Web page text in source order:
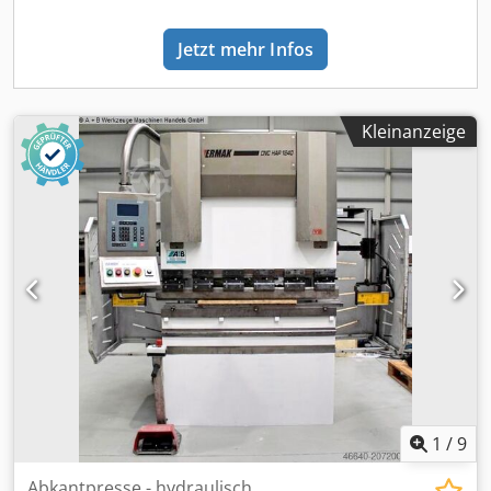
zahlreiche Funktionen, die eine einfache und sichere
Bedienung gewährleisten. Das robuste Maschinenkonzept
in Verbindung mit der präzisen CNC- Steuerung sorgt für
bietet die Maschine eine Vielzahl von Erweiterungs- und
Ausstattungsmöglichkeiten, um sie individuell an Ihre
Bedürfnisse anzupassen. Die CNC Grafiksteuerung DELEM
DA ermöglicht eine bequeme Bedienung über
Touchscreens und bietet ein umfassendes
Sicherheitspaket. Die Maschine kann einfach über einen
LCD-Touchscreen gesteuert werden, der am linken
Schwenkarm angebracht ist. Die Biegevorgänge werden
durch Betätigung eines Fußschalters gestartet. Zusätzlich
zu dieser Sicherheitsmaßnahme wird der Benutzer durch
einen Sicherheitslaser im Arbeitsbereich und eine
rückseitige Lichtschranke geschützt. Über die CNC-
Steuerung der Kantbank werden automatisch Presskraft,
Biegetoleranz, Bombierungseinstellung, Prägekraft und
Werkzeug-Sicherheitszonen berechnet. ----- POWER BEND
PRO elektro-hydraulische Abkantpresse mit : *
Jetzt mehr Infos
Kleinanzeige
1 /9